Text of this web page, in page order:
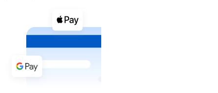
Compra criptomonedas con efectivo en tu tienda más
Comprar con efectivo
Transferencia SEPA